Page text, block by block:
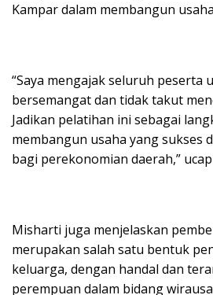
Kampar dalam membangun
“Saya mengajak seluruh peserta
bersemangat dan tidak takut
Jadikan pelatihan ini sebagai
membangun usaha yang sukses
bagi perekonomian daerah,”
Misharti juga menjelaskan
merupakan salah satu bentuk
keluarga, dengan handal dan
perempuan dalam bidang